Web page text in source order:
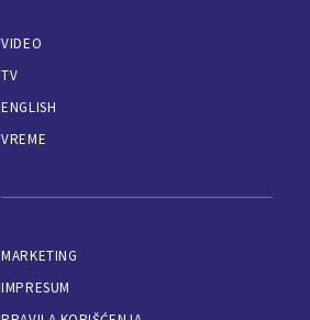
VIDEO
TV
ENGLISH
VREME
MARKETING
IMPRESUM